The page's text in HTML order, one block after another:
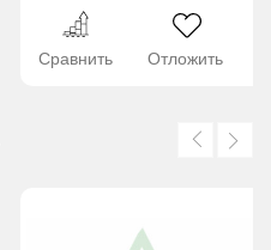
Сравнить Отложить